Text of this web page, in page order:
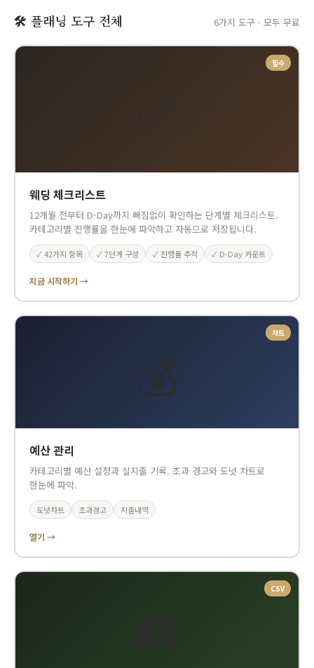
🛠 플래닝 도구 전체 6가지 도구 · 모두 무료
필수
웨딩 체크리스트
12개월 전부터 D-Day까지 빠짐없이 확인하는 단계별 체크리스트.
카테고리별 진행률을 한눈에 파악하고 자동으로 저장됩니다.
✓ 42가지 항목 ✓ 7단계 구성 ✓ 진행률 추적 ✓ D-Day 카운트
지금 시작하기 →
💰
차트
예산 관리
카테고리별 예산 설정과 실지출 기록. 초과 경고와 도넛 차트로
한눈에 파악.
도넛차트 초과경고 지출내역
열기 →
CSV